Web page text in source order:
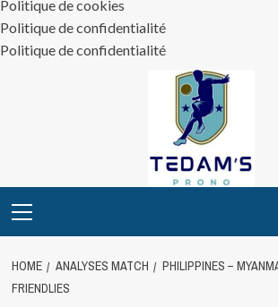
Politique de cookies
Politique de confidentialité
Politique de confidentialité
Menu
HOME ANALYSES MATCH
PHILIPPINES –
FRIENDLIES